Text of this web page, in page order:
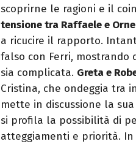
scoprirne le ragioni e il
tensione tra Raffaele e
a ricucire il rapporto.
falso con Ferri,
sia complicata. Greta e
Cristina, che ondeggia tra
mette in discussione la
si profila la possibilità di
atteggiamenti e priorità.